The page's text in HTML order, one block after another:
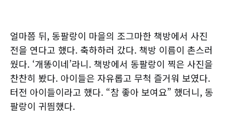
얼마쯤 뒤, 동팔랑이 마을의 조그마한 책방에서 사진
전을 연다고 했다. 축하하러 갔다. 책방 이름이 촌스러
웠다. ‘개똥이네’라니. 책방에서 동팔랑이 찍은 사진을
찬찬히 봤다. 아이들은 자유롭고 무척 즐거워 보였다.
터전 아이들이라고 했다. “참 좋아 보여요” 했더니, 동
팔랑이 귀띔했다.